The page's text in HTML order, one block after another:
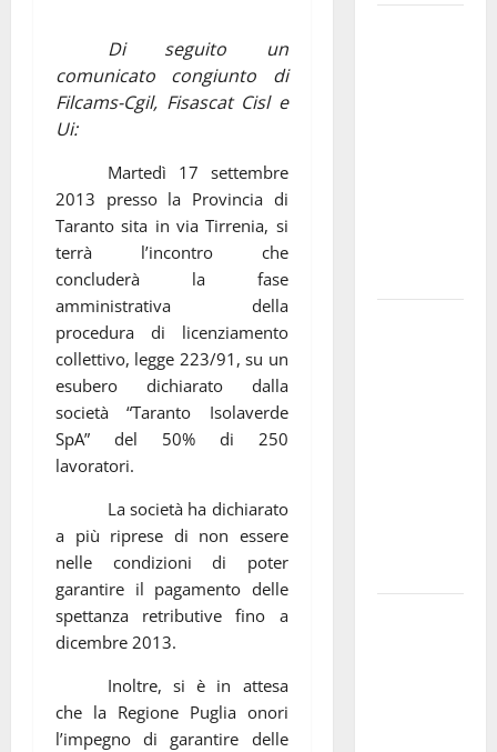
Di seguito un
comunicato congiunto di
Filcams-Cgil, Fisascat Cisl e
Ui:
Martedì 17 settembre
2013 presso la Provincia di
Taranto sita in via Tirrenia, si
terrà l’incontro che
concluderà la fase
amministrativa della
procedura di licenziamento
collettivo, legge 223/91, su un
esubero dichiarato dalla
società “Taranto Isolaverde
SpA” del 50% di 250
lavoratori.
La società ha dichiarato
a più riprese di non essere
nelle condizioni di poter
garantire il pagamento delle
spettanza retributive fino a
dicembre 2013.
Inoltre, si è in attesa
che la Regione Puglia onori
l’impegno di garantire delle